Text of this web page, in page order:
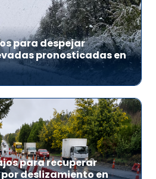
para despejar
pronosticadas en
para recuperar
deslizamiento en